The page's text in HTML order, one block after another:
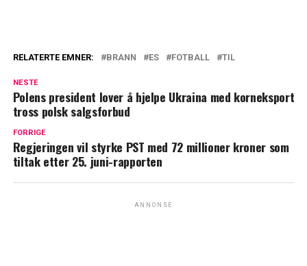
RELATERTE EMNER: BRANN ES FOTBALL TIL
NESTE
Polens president lover å hjelpe Ukraina med korneksport
tross polsk salgsforbud
FORRIGE
Regjeringen vil styrke PST med 72 millioner kroner som
tiltak etter 25. juni-rapporten
ANNONSE